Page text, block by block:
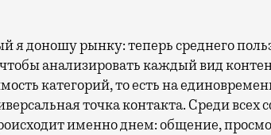
я доношу рынку: теперь среднего
анализировать каждый вид
категорий, то есть на
точка контакта. Среди всех
именно днем: общение,